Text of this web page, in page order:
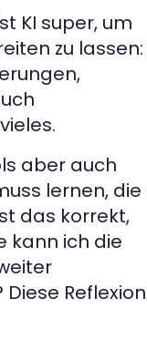
KI super, um
zu lassen:
aber auch
lernen, die
das korrekt,
kann ich die
Reflexion